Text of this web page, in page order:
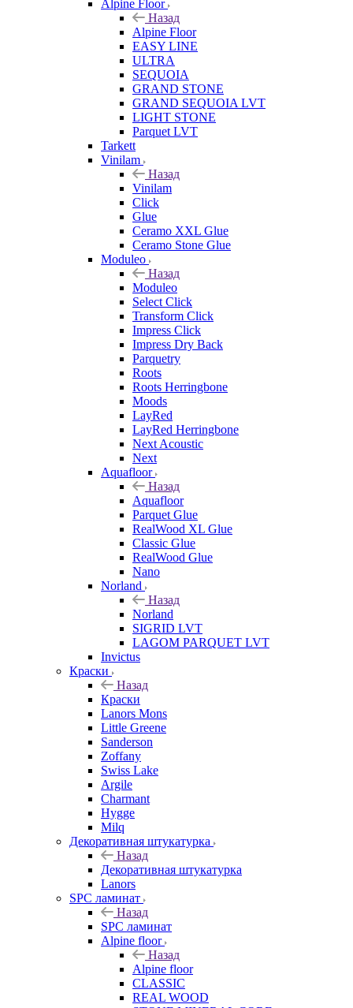
Alpine Floor
Назад
Alpine Floor
EASY LINE
ULTRA
SEQUOIA
GRAND STONE
GRAND SEQUOIA LVT
LIGHT STONE
Parquet LVT
Tarkett
Vinilam
Назад
Vinilam
Click
Glue
Ceramo XXL Glue
Ceramo Stone Glue
Moduleo
Назад
Moduleo
Select Click
Transform Click
Impress Click
Impress Dry Back
Parquetry
Roots
Roots Herringbone
Moods
LayRed
LayRed Herringbone
Next Acoustic
Next
Aquafloor
Назад
Aquafloor
Parquet Glue
RealWood XL Glue
Classic Glue
RealWood Glue
Nano
Norland
Назад
Norland
SIGRID LVT
LAGOM PARQUET LVT
Invictus
Краски
Назад
Краски
Lanors Mons
Little Greene
Sanderson
Zoffany
Swiss Lake
Argile
Charmant
Hygge
Milq
Декоративная штукатурка
Назад
Декоративная штукатурка
Lanors
SPC ламинат
Назад
SPC ламинат
Alpine floor
Назад
Alpine floor
CLASSIC
REAL WOOD